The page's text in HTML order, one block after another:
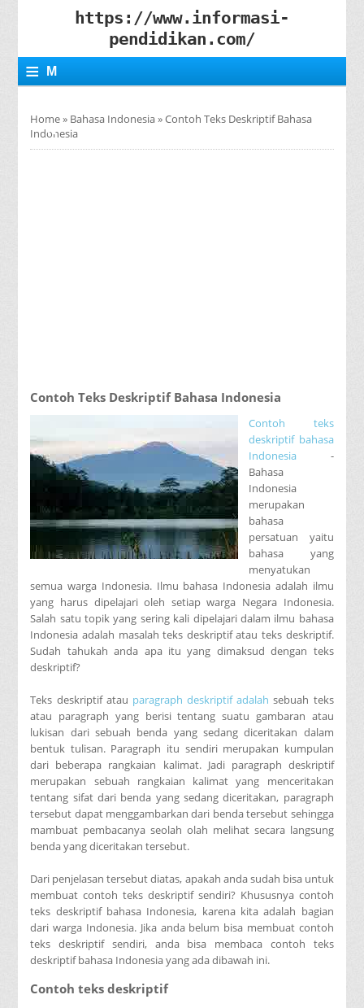
https://www.informasi-
pendidikan.com/
≡ M
N
Home» Bahasa Indonesia»Contoh Teks Deskriptif Bahasa
Indonesia
Contoh Teks Deskriptif Bahasa Indonesia
Contoh teks
deskriptif bahasa
Indonesia -
Bahasa
Indonesia
merupakan
bahasa
persatuan yaitu
bahasa yang
menyatukan
semua warga Indonesia. Ilmu bahasa Indonesia adalah ilmu
yang harus dipelajari oleh setiap warga Negara Indonesia.
Salah satu topik yang sering kali dipelajari dalam ilmu bahasa
Indonesia adalah masalah teks deskriptif atau teks deskriptif.
Sudah tahukah anda apa itu yang dimaksud dengan teks
deskriptif?
Teks deskriptif atau paragraph deskriptif adalah sebuah teks
atau paragraph yang berisi tentang suatu gambaran atau
lukisan dari sebuah benda yang sedang diceritakan dalam
bentuk tulisan. Paragraph itu sendiri merupakan kumpulan
dari beberapa rangkaian kalimat. Jadi paragraph deskriptif
merupakan sebuah rangkaian kalimat yang menceritakan
tentang sifat dari benda yang sedang diceritakan, paragraph
tersebut dapat menggambarkan dari benda tersebut sehingga
mambuat pembacanya seolah olah melihat secara langsung
benda yang diceritakan tersebut.
Dari penjelasan tersebut diatas, apakah anda sudah bisa untuk
membuat contoh teks deskriptif sendiri? Khususnya contoh
teks deskriptif bahasa Indonesia, karena kita adalah bagian
dari warga Indonesia. Jika anda belum bisa membuat contoh
teks deskriptif sendiri, anda bisa membaca contoh teks
deskriptif bahasa Indonesia yang ada dibawah ini.
Contoh teks deskriptif